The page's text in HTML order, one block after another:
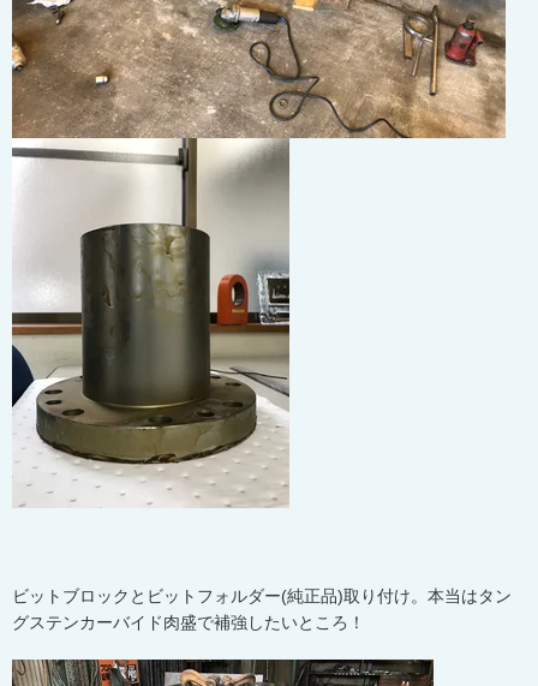
ビットブロックとビットフォルダー(純正品)取り付け。本当はタン
グステンカーバイド肉盛で補強したいところ！